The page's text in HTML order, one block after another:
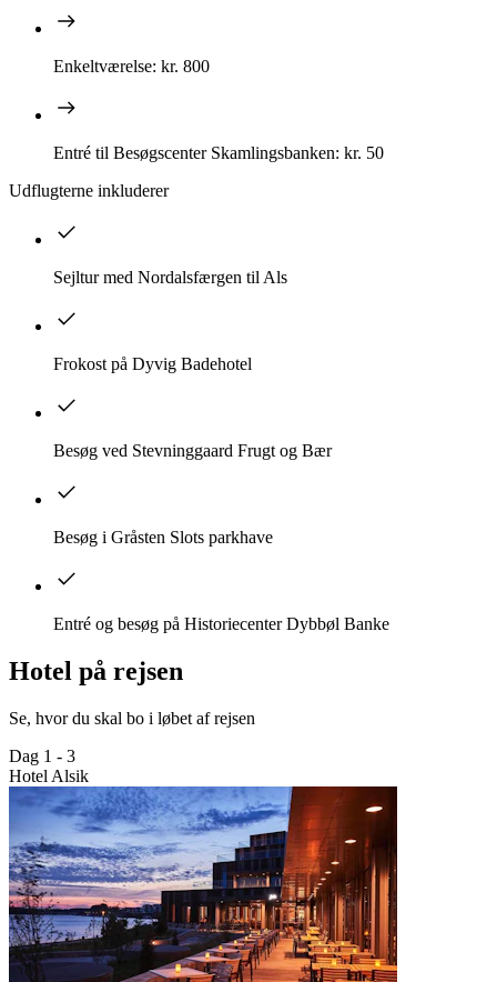
Enkeltværelse: kr. 800
Entré til Besøgscenter Skamlingsbanken: kr. 50
Udflugterne inkluderer
Sejltur med Nordalsfærgen til Als
Frokost på Dyvig Badehotel
Besøg ved Stevninggaard Frugt og Bær
Besøg i Gråsten Slots parkhave
Entré og besøg på Historiecenter Dybbøl Banke
Hotel på rejsen
Se, hvor du skal bo i løbet af rejsen
Dag 1 - 3
Hotel Alsik